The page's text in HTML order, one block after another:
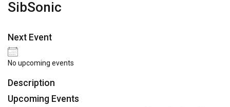
SibSonic
Next Event
No upcoming events
Description
Upcoming Events